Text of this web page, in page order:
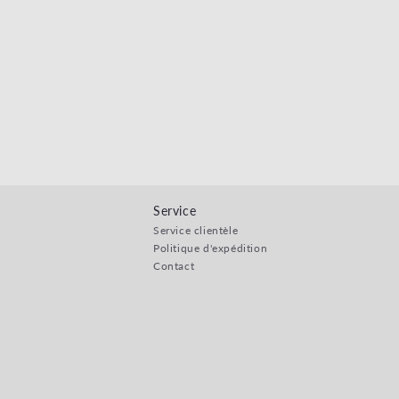
Service
Service clientèle
Politique d'expédition
Contact